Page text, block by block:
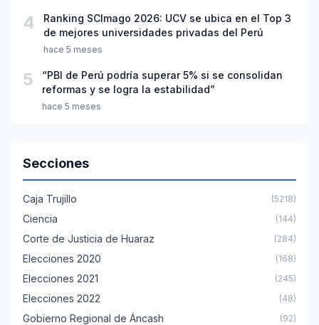
4
Ranking SCImago 2026: UCV se ubica en el Top 3
de mejores universidades privadas del Perú
hace 5 meses
5
“PBI de Perú podría superar 5% si se consolidan
reformas y se logra la estabilidad”
hace 5 meses
Secciones
Caja Trujillo (5218)
Ciencia (144)
Corte de Justicia de Huaraz (284)
Elecciones 2020 (168)
Elecciones 2021 (245)
Elecciones 2022 (48)
Gobierno Regional de Áncash (92)